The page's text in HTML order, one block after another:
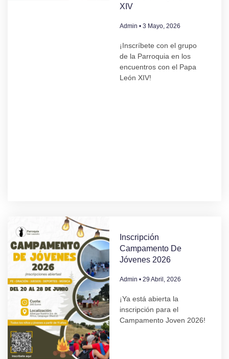
XIV
Admin 3 Mayo, 2026
¡Inscríbete con el grupo
de la Parroquia en los
encuentros con el Papa
León XIV!
Inscripción
Campamento De
Jóvenes 2026
Admin 29 Abril, 2026
¡Ya está abierta la
inscripción para el
Campamento Joven 2026!